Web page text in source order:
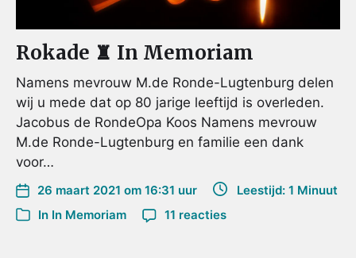
Rokade ♜ In Memoriam
Namens mevrouw M.de Ronde-Lugtenburg delen
wij u mede dat op 80 jarige leeftijd is overleden.
Jacobus de RondeOpa Koos Namens mevrouw
M.de Ronde-Lugtenburg en familie een dank
voor…
26 maart 2021 om 16:31 uur
Leestijd: 1 Minuut
In In Memoriam 11 reacties